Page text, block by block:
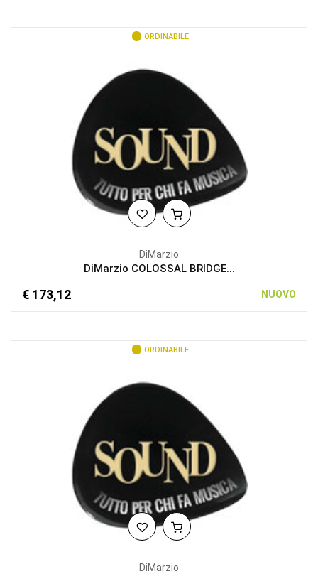
ORDINABILE
DiMarzio
DiMarzio COLOSSAL BRIDGE...
€ 173,12 NUOVO
ORDINABILE
DiMarzio